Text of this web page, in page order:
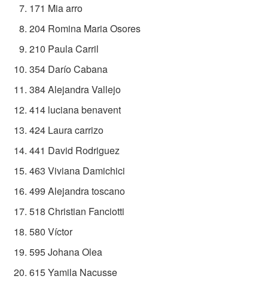
171 Mia arro
204 Romina Maria Osores
210 Paula Carril
354 Darío Cabana
384 Alejandra Vallejo
414 luciana benavent
424 Laura carrizo
441 David Rodriguez
463 Viviana Damichici
499 Alejandra toscano
518 Christian Fanciotti
580 Víctor
595 Johana Olea
615 Yamila Nacusse